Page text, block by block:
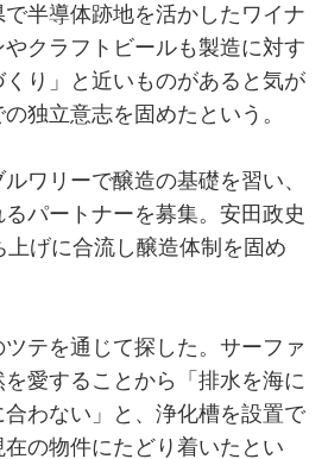
半導体跡地を活かしたワイナ
やクラフトビールも製造に対す
り」と近いものがあると気が
独立意志を固めたという。
ワリーで醸造の基礎を習い、
パートナーを募集。安田政史
上げに合流し醸造体制を固め
テを通じて探した。サーファ
愛することから「排水を海に
わない」と、浄化槽を設置で
の物件にたどり着いたとい